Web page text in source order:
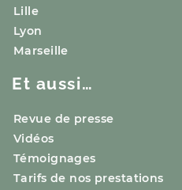
Lille
Lyon
Marseille
Et aussi…
Revue de presse
Vidéos
Témoignages
Tarifs de nos prestations